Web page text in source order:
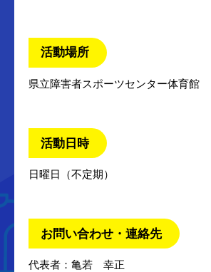
活動場所
県立障害者スポーツセンター体育館
活動日時
日曜日（不定期）
お問い合わせ・連絡先
代表者：亀若 幸正